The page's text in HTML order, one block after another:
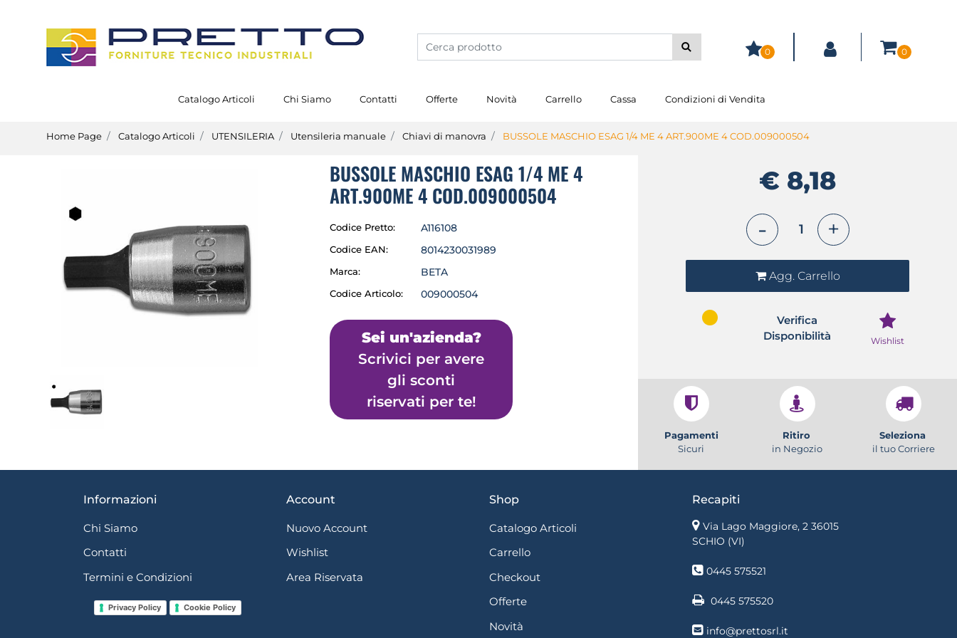
0 0
Catalogo Articoli Chi Siamo Contatti Offerte Novità Carrello Cassa Condizioni di Vendita
Home Page Catalogo Articoli UTENSILERIA Utensileria manuale Chiavi di manovra BUSSOLE MASCHIO ESAG 1/4 ME 4 ART.900ME 4 COD.009000504
BUSSOLE MASCHIO ESAG 1/4 ME 4
ART.900ME 4 COD.009000504
Codice Pretto: A116108
Codice EAN: 8014230031989
Marca: BETA
Codice Articolo: 009000504
Sei un'azienda?
Scrivici per avere
gli sconti
riservati per te!
€ 8,18
Agg. Carrello
Verifica
Disponibilità
Wishlist
Pagamenti
Sicuri
Ritiro
in Negozio
Seleziona
il tuo Corriere
Informazioni
Chi Siamo
Contatti
Termini e Condizioni
Privacy Policy Cookie Policy
Account
Nuovo Account
Wishlist
Area Riservata
Shop
Catalogo Articoli
Carrello
Checkout
Offerte
Novità
Recapiti
Via Lago Maggiore, 2 36015
SCHIO (VI)
0445 575521
0445 575520
info@prettosrl.it